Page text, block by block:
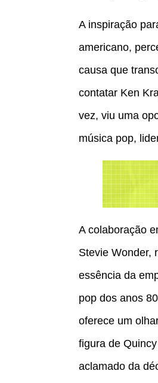
A inspiração
americano,
causa que
contatar Ken
vez, viu uma
música pop,
A colaboração
Stevie Wonder,
essência da
pop dos anos
oferece um
figura de
aclamado da